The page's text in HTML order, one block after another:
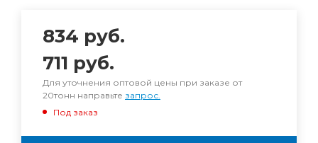
834 руб.
711 руб.
Для уточнения оптовой цены при заказе от
20тонн направьте запрос.
Под заказ